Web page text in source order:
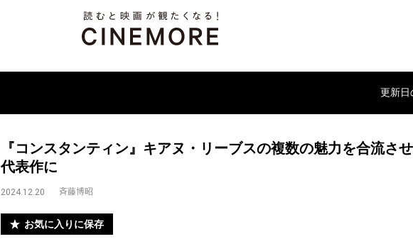
『コンスタンティン』キアヌ・リーブスの複数の魅力を合流さ
代表作に
2024.12.20 斉藤博昭
お気に入りに保存